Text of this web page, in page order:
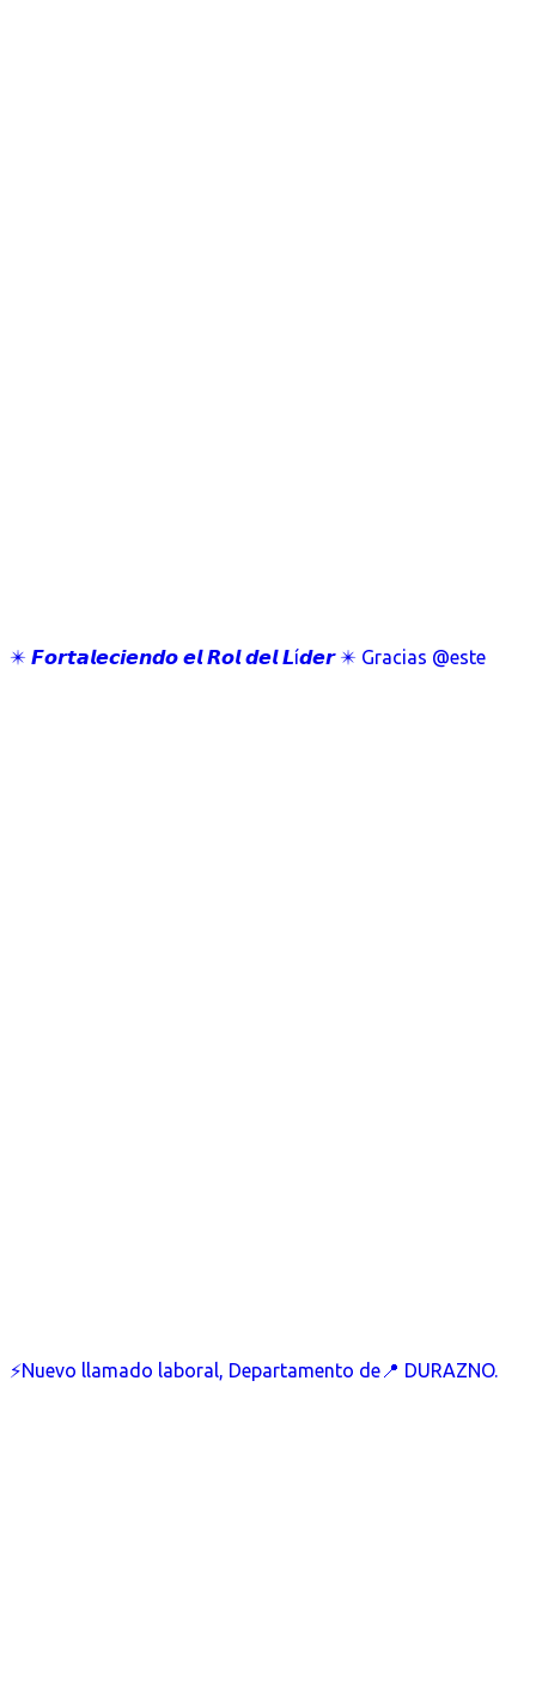
✴️ 𝙁𝙤𝙧𝙩𝙖𝙡𝙚𝙘𝙞𝙚𝙣𝙙𝙤 𝙚𝙡 𝙍𝙤𝙡 𝙙𝙚𝙡 𝙇í𝙙𝙚𝙧 ✴️ Gracias @este
⚡Nuevo llamado laboral, Departamento de📍 DURAZNO.